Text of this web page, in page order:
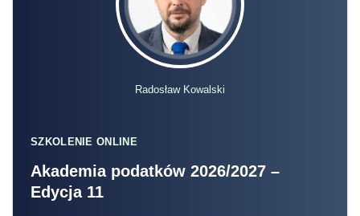
Radosław Kowalski
SZKOLENIE ONLINE
Akademia podatków 2026/2027 –
Edycja 11